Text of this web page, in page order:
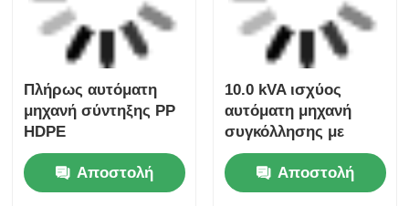
Μηχανή συγκόλλησης
Μηχανή Αυτόματης